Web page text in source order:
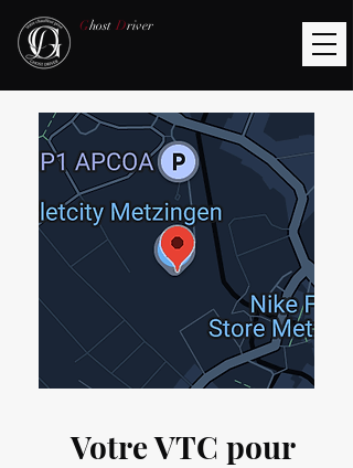
Ghost Driver
Votre VTC pour